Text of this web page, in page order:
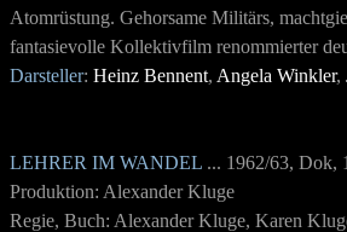
Atomrüstung. Gehorsame Militärs,
fantasievolle Kollektivfilm renommierter
Darsteller: Heinz Bennent, Angela Winkler,
LEHRER IM WANDEL ... 1962/63, Dok,
Produktion: Alexander Kluge
Regie, Buch: Alexander Kluge, Karen